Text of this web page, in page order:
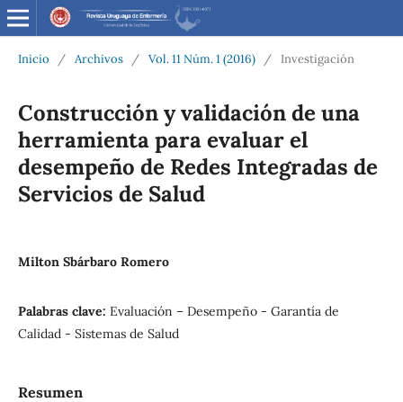
Inicio / Archivos / Vol. 11 Núm. 1 (2016) / Investigación
Construcción y validación de una
herramienta para evaluar el
desempeño de Redes Integradas de
Servicios de Salud
Milton Sbárbaro Romero
Palabras clave: Evaluación – Desempeño - Garantía de
Calidad - Sistemas de Salud
Resumen